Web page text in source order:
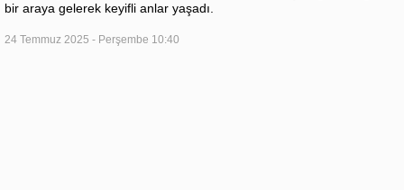
bir araya gelerek keyifli anlar yaşadı.
24 Temmuz 2025 - Perşembe 10:40